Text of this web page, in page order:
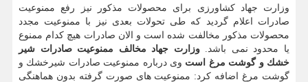
وزارت جهاد كشاورزی برای محصولات مذكور نیز رفع ممنوعیت
صادرات اعلام گردید كه طی تحولات بعدی نیز با ممنوعیت مجدد
محصولات مذكور مخالفت شده است و الان صادرات هیچ كدام ممنوع
یا محدود نمی باشد.وزارت جهاد مخالف ممنوعیت صادرات شیر
خشك و گوشت مرغ است وی درباره ممنوعیت صادرات شیرخشك و
گوشت مرغ اضافه كرد: ممنوعیت های صورت گرفته بدون هماهنگی